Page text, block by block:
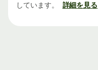
しています。
詳細を見る